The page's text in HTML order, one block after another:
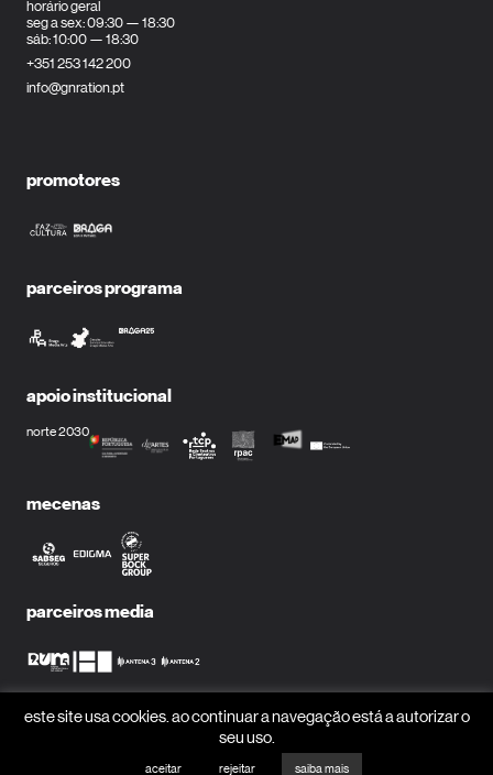
horário geral
seg a sex: 09:30 — 18:30
sáb: 10:00 — 18:30
+351 253 142 200
info@gnration.pt
promotores
parceiros programa
apoio institucional
norte 2030
mecenas
parceiros media
este site usa cookies. ao continuar a navegação está a autorizar o
seu uso.
aceitar rejeitar saiba mais